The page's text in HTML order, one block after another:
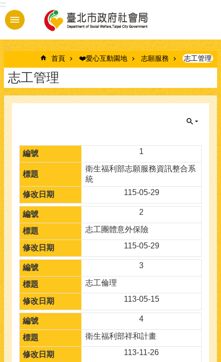
跳到主要內容區塊
:::
:::
首頁 ❤️愛心互動園地 志願服務 志工管理
志工管理
1
衛生福利部志願服務資訊整合系
統
115-05-29
2
志工團體意外保險
115-05-29
3
志工倫理
113-05-15
4
衛生福利部祥和計畫
113-11-26